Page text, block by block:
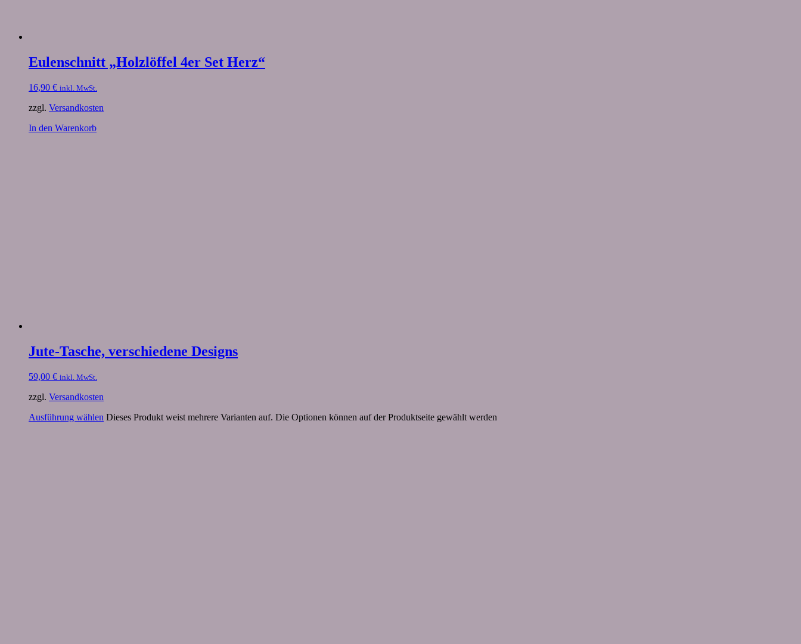
Eulenschnitt „Holzlöffel 4er Set Herz“
16,90 € inkl. MwSt.
zzgl. Versandkosten
In den Warenkorb
Jute-Tasche, verschiedene Designs
59,00 € inkl. MwSt.
zzgl. Versandkosten
Ausführung wählen Dieses Produkt weist mehrere Varianten auf. Die Optionen können auf der Produktseite gewählt werden